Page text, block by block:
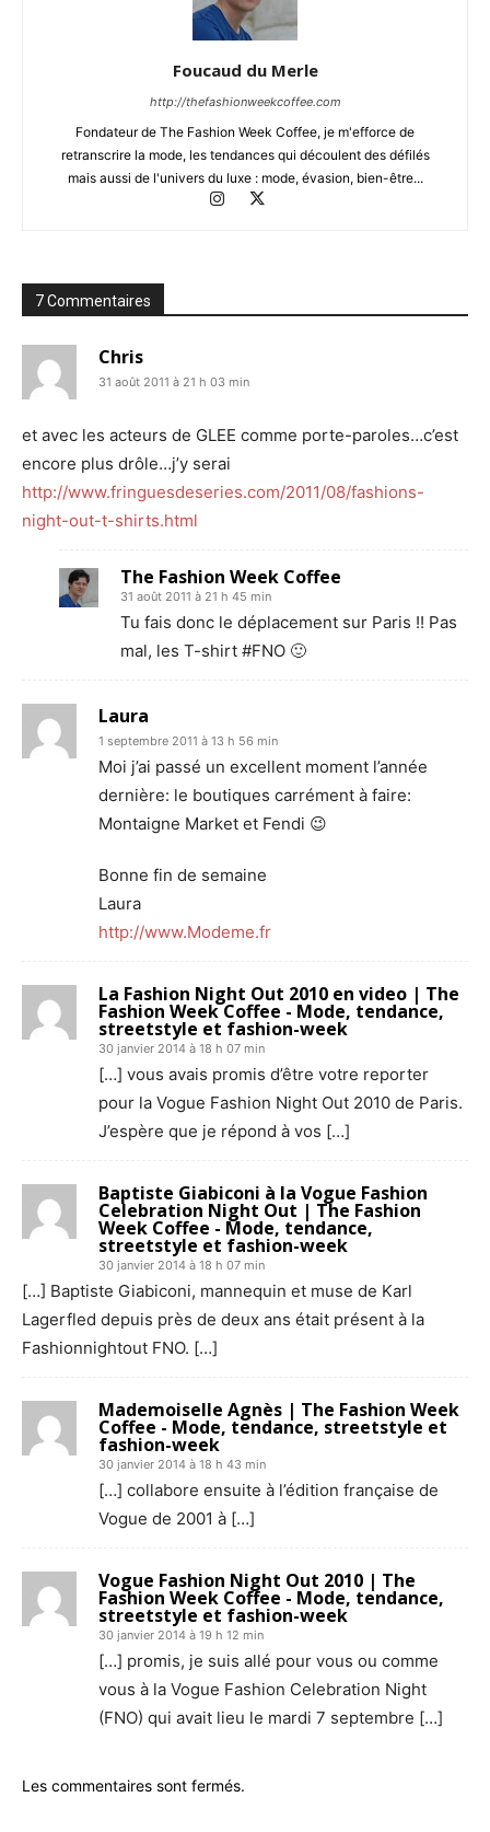
Foucaud du Merle
http://thefashionweekcoffee.com
Fondateur de The Fashion Week Coffee, je m'efforce de
retranscrire la mode, les tendances qui découlent des défilés
mais aussi de l'univers du luxe : mode, évasion, bien-être...
7 Commentaires
Chris
31 août 2011 à 21 h 03 min
et avec les acteurs de GLEE comme porte-paroles…c’est
encore plus drôle…j’y serai
http://www.fringuesdeseries.com/2011/08/fashions-
night-out-t-shirts.html
The Fashion Week Coffee
31 août 2011 à 21 h 45 min
Tu fais donc le déplacement sur Paris !! Pas
mal, les T-shirt #FNO 🙂
Laura
1 septembre 2011 à 13 h 56 min
Moi j’ai passé un excellent moment l’année
dernière: le boutiques carrément à faire:
Montaigne Market et Fendi 😉
Bonne fin de semaine
Laura
http://www.Modeme.fr
La Fashion Night Out 2010 en video | The
Fashion Week Coffee - Mode, tendance,
streetstyle et fashion-week
30 janvier 2014 à 18 h 07 min
[…] vous avais promis d’être votre reporter
pour la Vogue Fashion Night Out 2010 de Paris.
J’espère que je répond à vos […]
Baptiste Giabiconi à la Vogue Fashion
Celebration Night Out | The Fashion
Week Coffee - Mode, tendance,
streetstyle et fashion-week
30 janvier 2014 à 18 h 07 min
[…] Baptiste Giabiconi, mannequin et muse de Karl
Lagerfled depuis près de deux ans était présent à la
Fashionnightout FNO. […]
Mademoiselle Agnès | The Fashion Week
Coffee - Mode, tendance, streetstyle et
fashion-week
30 janvier 2014 à 18 h 43 min
[…] collabore ensuite à l’édition française de
Vogue de 2001 à […]
Vogue Fashion Night Out 2010 | The
Fashion Week Coffee - Mode, tendance,
streetstyle et fashion-week
30 janvier 2014 à 19 h 12 min
[…] promis, je suis allé pour vous ou comme
vous à la Vogue Fashion Celebration Night
(FNO) qui avait lieu le mardi 7 septembre […]
Les commentaires sont fermés.